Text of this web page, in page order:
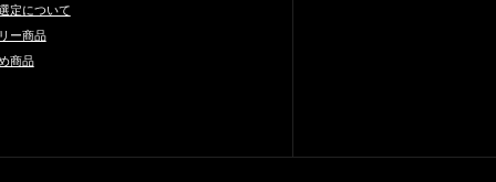
定について
ー商品
商品